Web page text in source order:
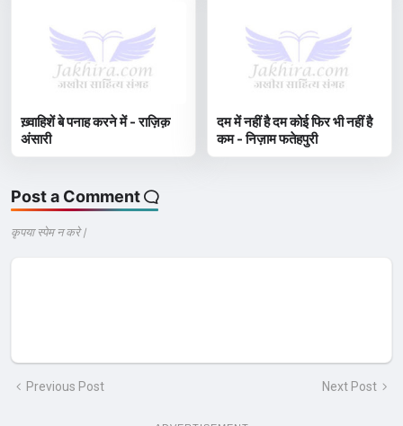
ख़्वाहिशें बे पनाह करने में - राज़िक़
अंसारी
दम में नहीं है दम कोई फिर भी नहीं है
कम - निज़ाम फतेहपुरी
Post a Comment
कृपया स्पेम न करे |
Previous Post Next Post